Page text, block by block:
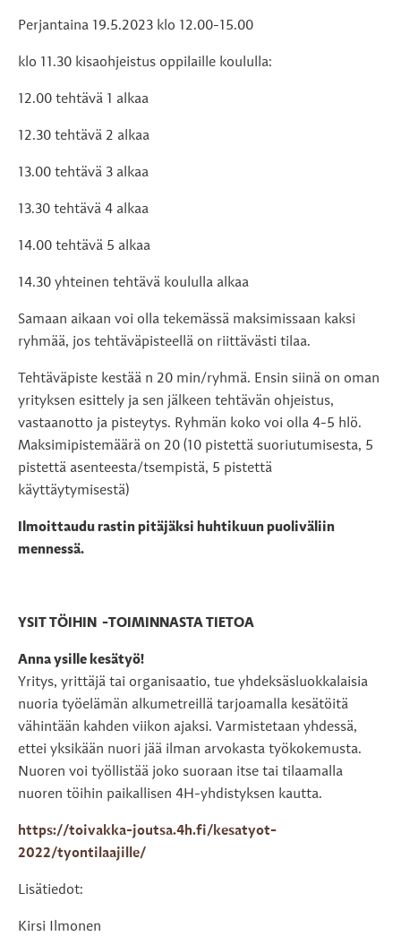
Perjantaina 19.5.2023 klo 12.00-15.00
klo 11.30 kisaohjeistus oppilaille koululla:
12.00 tehtävä 1 alkaa
12.30 tehtävä 2 alkaa
13.00 tehtävä 3 alkaa
13.30 tehtävä 4 alkaa
14.00 tehtävä 5 alkaa
14.30 yhteinen tehtävä koululla alkaa
Samaan aikaan voi olla tekemässä maksimissaan kaksi
ryhmää, jos tehtäväpisteellä on riittävästi tilaa.
Tehtäväpiste kestää n 20 min/ryhmä. Ensin siinä on oman
yrityksen esittely ja sen jälkeen tehtävän ohjeistus,
vastaanotto ja pisteytys. Ryhmän koko voi olla 4-5 hlö.
Maksimipistemäärä on 20 (10 pistettä suoriutumisesta, 5
pistettä asenteesta/tsempistä, 5 pistettä
käyttäytymisestä)
Ilmoittaudu rastin pitäjäksi huhtikuun puoliväliin
mennessä.
YSIT TÖIHIN -TOIMINNASTA TIETOA
Anna ysille kesätyö!
Yritys, yrittäjä tai organisaatio, tue yhdeksäsluokkalaisia
nuoria työelämän alkumetreillä tarjoamalla kesätöitä
vähintään kahden viikon ajaksi. Varmistetaan yhdessä,
ettei yksikään nuori jää ilman arvokasta työkokemusta.
Nuoren voi työllistää joko suoraan itse tai tilaamalla
nuoren töihin paikallisen 4H-yhdistyksen kautta.
https://toivakka-joutsa.4h.fi/kesatyot-
2022/tyontilaajille/
Lisätiedot:
Kirsi Ilmonen